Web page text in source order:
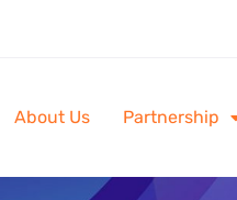
About Us Partnership